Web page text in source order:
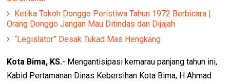
Ketika Tokoh Donggo Peristiwa Tahun 1972 Berbicara |
Orang Donggo Jangan Mau Ditindas dan Dijajah
“Legislator” Desak Tukad Mas Hengkang
Kota Bima, KS.- Mengantisipasi kemarau panjang tahun ini,
Kabid Pertamanan Dinas Kebersihan Kota Bima, H Ahmad